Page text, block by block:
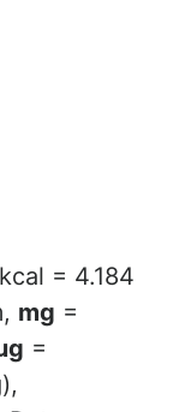
= 4.184
mg =
=